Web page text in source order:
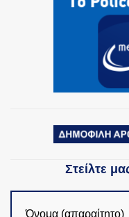
Στείλτε
Όνομα (απαραίτητο)